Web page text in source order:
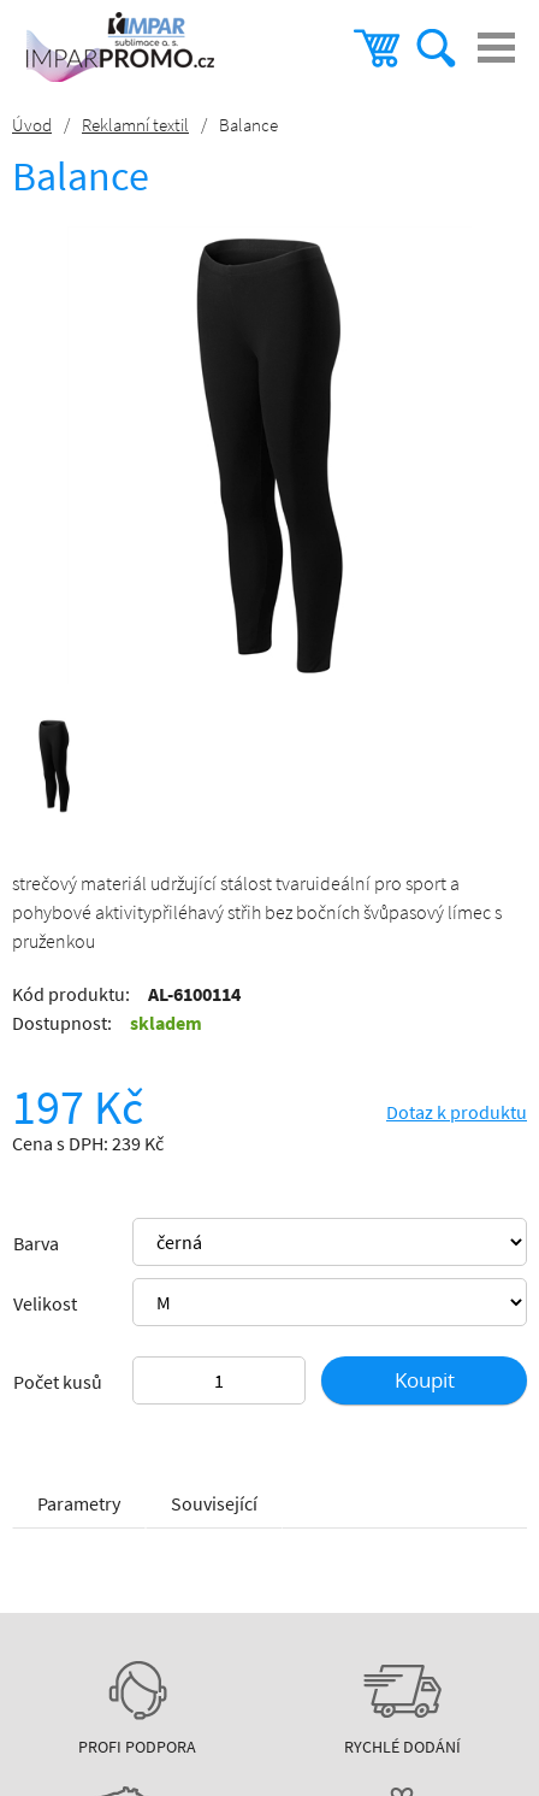
Úvod / Reklamní textil / Balance
Balance
strečový materiál udržující stálost tvaruideální pro sport a
pohybové aktivitypřiléhavý střih bez bočních švůpasový límec s
pruženkou
Kód produktu:
AL-6100114
Dostupnost:
skladem
197 Kč
Cena s DPH: 239 Kč
Dotaz k produktu
Barva
Velikost
Počet kusů Koupit
Parametry Související
PROFI PODPORA RYCHLÉ DODÁNÍ